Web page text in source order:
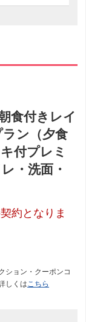
食付きレイ
ラン（夕食
付プレミ
・洗面・
約となりま
ション・クーポンコ
しくは こちら